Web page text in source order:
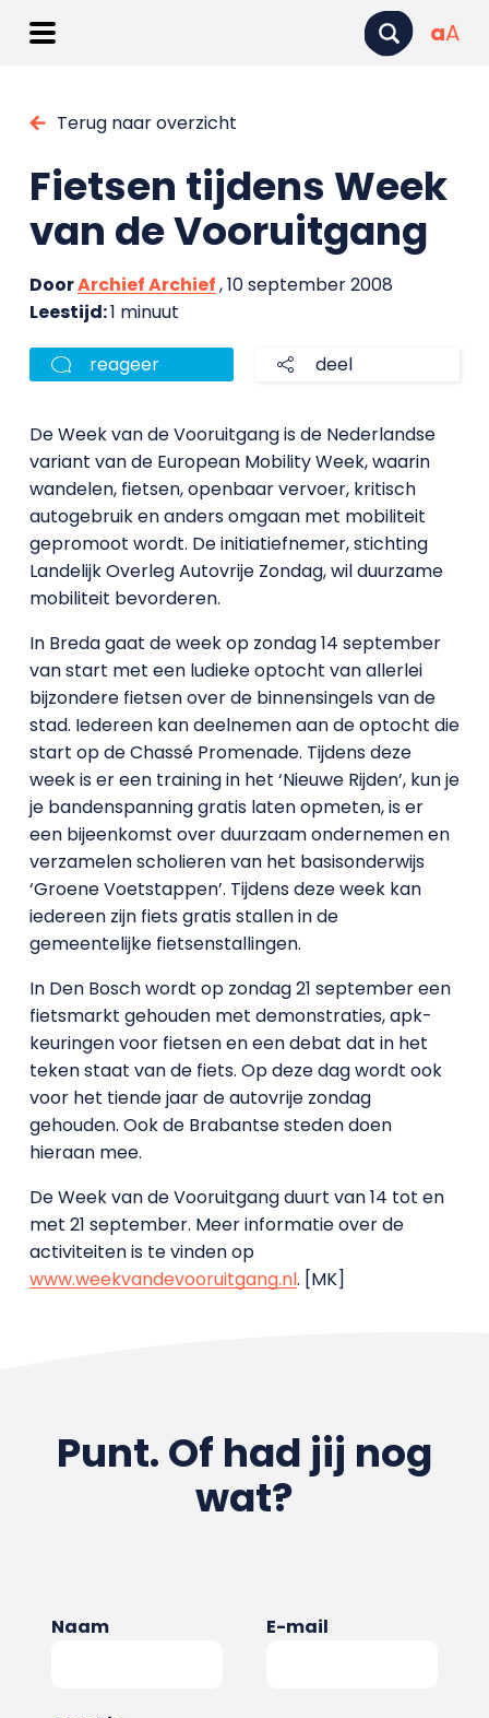
aA
Terug naar overzicht
Fietsen tijdens Week
van de Vooruitgang
DoorArchief Archief, 10 september 2008
Leestijd:1 minuut
reageer deel
De Week van de Vooruitgang is de Nederlandse
variant van de European Mobility Week, waarin
wandelen, fietsen, openbaar vervoer, kritisch
autogebruik en anders omgaan met mobiliteit
gepromoot wordt. De initiatiefnemer, stichting
Landelijk Overleg Autovrije Zondag, wil duurzame
mobiliteit bevorderen.
In Breda gaat de week op zondag 14 september
van start met een ludieke optocht van allerlei
bijzondere fietsen over de binnensingels van de
stad. Iedereen kan deelnemen aan de optocht die
start op de Chassé Promenade. Tijdens deze
week is er een training in het ‘Nieuwe Rijden’, kun je
je bandenspanning gratis laten opmeten, is er
een bijeenkomst over duurzaam ondernemen en
verzamelen scholieren van het basisonderwijs
‘Groene Voetstappen’. Tijdens deze week kan
iedereen zijn fiets gratis stallen in de
gemeentelijke fietsenstallingen.
In Den Bosch wordt op zondag 21 september een
fietsmarkt gehouden met demonstraties, apk-
keuringen voor fietsen en een debat dat in het
teken staat van de fiets. Op deze dag wordt ook
voor het tiende jaar de autovrije zondag
gehouden. Ook de Brabantse steden doen
hieraan mee.
De Week van de Vooruitgang duurt van 14 tot en
met 21 september. Meer informatie over de
activiteiten is te vinden op
www.weekvandevooruitgang.nl. [MK]
Punt. Of had jij nog
wat?
Naam E-mail